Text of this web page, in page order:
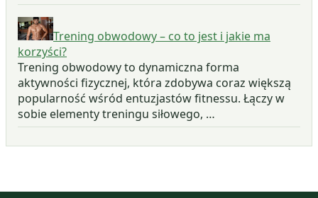
Trening obwodowy – co to jest i jakie ma
korzyści?
Trening obwodowy to dynamiczna forma
aktywności fizycznej, która zdobywa coraz większą
popularność wśród entuzjastów fitnessu. Łączy w
sobie elementy treningu siłowego, …